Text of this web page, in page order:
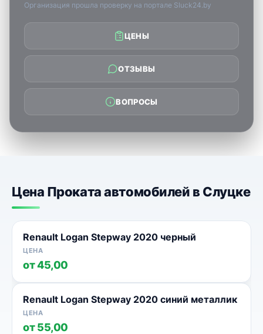
Организация прошла проверку на портале Sluck24.by
ЦЕНЫ
ОТЗЫВЫ
ВОПРОСЫ
Цена Проката автомобилей в Слуцке
Renault Logan Stepway 2020 черный
от 45,00
Renault Logan Stepway 2020 синий металлик
от 55,00